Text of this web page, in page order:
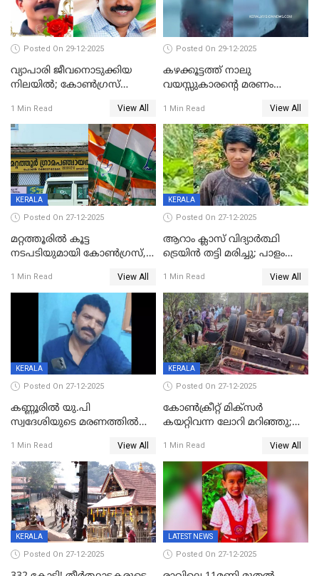
Posted On 29-12-2025
വ്യാപാരി ജീവനൊടുക്കിയ
നിലയില്‍; കോണ്‍ഗ്രസ്
മാനസികപീഡനമെന്ന് കുറിപ്പ്
1 Min Read View All
Posted On 29-12-2025
കഴക്കൂട്ടത്ത് നാലു
വയസ്സുകാരന്റെ മരണം
സുഹൃത്തും പൊലീസ്
കസ്റ്റഡിയിൽ
1 Min Read View All
KERALA
Posted On 27-12-2025
മറ്റത്തൂരിൽ കൂട്ട
നടപടിയുമായി കോണ്‍ഗ്രസ്,
എട്ട് പേര്‍ ഉള്‍പ്പെടെ
പത്തുപേരെ പുറത്താക്കി,
ചൊവ്വന്നൂരിലും നടപടി
1 Min Read View All
KERALA
Posted On 27-12-2025
ആറാം ക്ലാസ് വിദ്യാർത്ഥി
ട്രെയിൻ തട്ടി മരിച്ചു; പാളം
അപകടം മലപ്പുറത്ത്
1 Min Read View All
KERALA
Posted On 27-12-2025
കണ്ണൂരിൽ യു.പി
സ്വദേശിയുടെ മരണത്തിൽ
കേസ്; തർക്കമുണ്ടായത്
ഫേഷ്യലിന് 300 രൂപ
ആവശ്യപ്പെട്ടതിനെച്ചൊല്ലി
1 Min Read View All
KERALA
Posted On 27-12-2025
കോണ്‍ക്രീറ്റ് മിക്‌സര്‍
കയറ്റിവന്ന ലോറി മറിഞ്ഞു;
അപകടം കണ്ണൂരിൽ
1 Min Read View All
KERALA
Posted On 27-12-2025
LATEST NEWS
Posted On 27-12-2025